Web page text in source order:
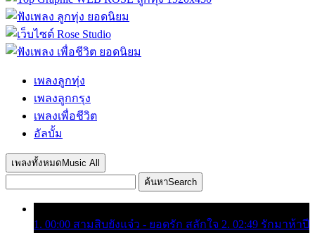
เพลงลูกทุ่ง
เพลงลูกกรุง
เพลงเพื่อชีวิต
อัลบั้ม
เพลงทั้งหมด Music All
ค้นหาSearch
1. 00:00 สามสิบยังแจ๋ว - ยอดรัก สลักใจ 2. 02:49 รักมาห้าปี